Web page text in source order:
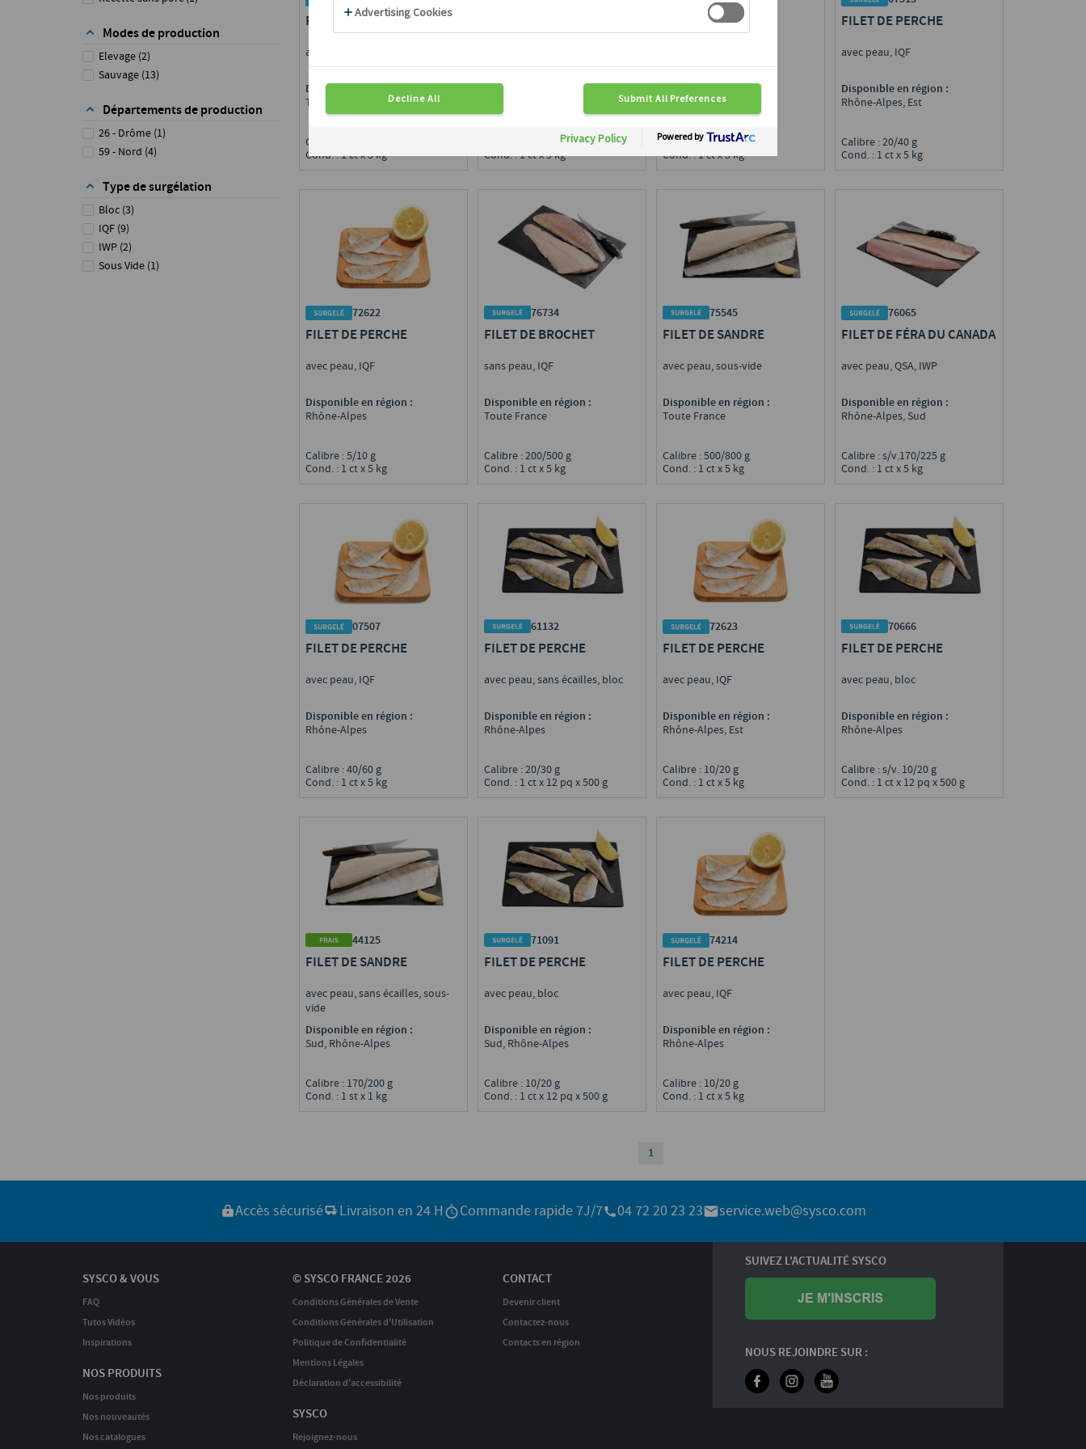
Modes de production
Elevage (2)
Sauvage (13)
Départements de production
26 - Drôme (1)
59 - Nord (4)
Type de surgélation
Bloc (3)
IQF (9)
IWP (2)
Sous Vide (1)
FILET DE SANDRE
avec peau, IQF
Disponible en région :
Toute France
Calibre : 170/230 g
Cond. : 1 ct x 5 kg
Disponible en région :
Calibre : 130/160 g
Cond. : 1 ct x 5 kg
FILET DE SANDRE
Disponible en région :
Toute France
Calibre : 300/500 g
Cond. : 1 ct x 5 kg
FILET DE PERCHE
avec peau, IQF
Disponible en région :
Rhône-Alpes, Est
Calibre : 20/40 g
Cond. : 1 ct x 5 kg
72622
FILET DE PERCHE
avec peau, IQF
Disponible en région :
Rhône-Alpes
Calibre : 5/10 g
Cond. : 1 ct x 5 kg
76734
FILET DE BROCHET
sans peau, IQF
Disponible en région :
Toute France
Calibre : 200/500 g
Cond. : 1 ct x 5 kg
75545
FILET DE SANDRE
avec peau, sous-vide
Disponible en région :
Toute France
Calibre : 500/800 g
Cond. : 1 ct x 5 kg
76065
FILET DE FÉRA DU CANADA
avec peau, QSA, IWP
Disponible en région :
Rhône-Alpes, Sud
Calibre : s/v.170/225 g
Cond. : 1 ct x 5 kg
07507
FILET DE PERCHE
avec peau, IQF
Disponible en région :
Rhône-Alpes
Calibre : 40/60 g
Cond. : 1 ct x 5 kg
61132
FILET DE PERCHE
avec peau, sans écailles, bloc
Disponible en région :
Rhône-Alpes
Calibre : 20/30 g
Cond. : 1 ct x 12 pq x 500 g
72623
FILET DE PERCHE
avec peau, IQF
Disponible en région :
Rhône-Alpes, Est
Calibre : 10/20 g
Cond. : 1 ct x 5 kg
70666
FILET DE PERCHE
avec peau, bloc
Disponible en région :
Rhône-Alpes
Calibre : s/v. 10/20 g
Cond. : 1 ct x 12 pq x 500 g
44125
FILET DE SANDRE
avec peau, sans écailles, sous-
vide
Disponible en région :
Sud, Rhône-Alpes
Calibre : 170/200 g
Cond. : 1 st x 1 kg
71091
FILET DE PERCHE
avec peau, bloc
Disponible en région :
Sud, Rhône-Alpes
Calibre : 10/20 g
Cond. : 1 ct x 12 pq x 500 g
74214
FILET DE PERCHE
avec peau, IQF
Disponible en région :
Rhône-Alpes
Calibre : 10/20 g
Cond. : 1 ct x 5 kg
1
Accès sécurisé Livraison en 24 H Commande rapide 7J/7 04 72 20 23 23 service.web@sysco.com
SYSCO & VOUS
FAQ
Tutos Vidéos
Inspirations
NOS PRODUITS
Nos produits
Nos nouveautés
Nos catalogues
© SYSCO FRANCE 2026
Conditions Générales de Vente
Conditions Générales d'Utilisation
Politique de Confidentialité
Mentions Légales
Déclaration d'accessibilité
SYSCO
Rejoignez-nous
CONTACT
Devenir client
Contactez-nous
Contacts en région
SUIVEZ L'ACTUALITÉ SYSCO
NOUS REJOINDRE SUR :